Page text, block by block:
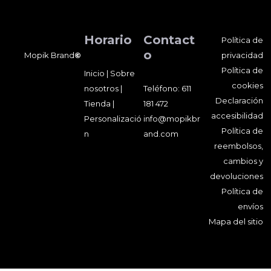
Mopik Brand©
Horario
Inicio | Sobre
nosotros|
Tienda |
Personalizació
n
Contact
o
Teléfono: 611
181 472
info@mopikbr
and.com
Política de
privacidad
Política de
cookies
Declaración
accesibilidad
Política de
reembolsos,
cambios y
devoluciones
Política de
envíos
Mapa del sitio